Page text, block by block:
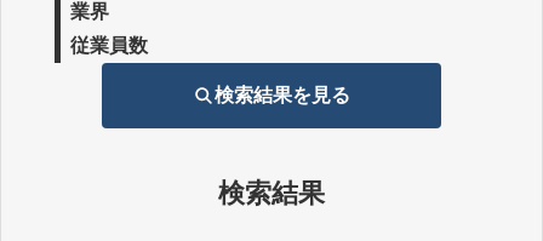
業界
従業員数
検索結果を見る
検索結果